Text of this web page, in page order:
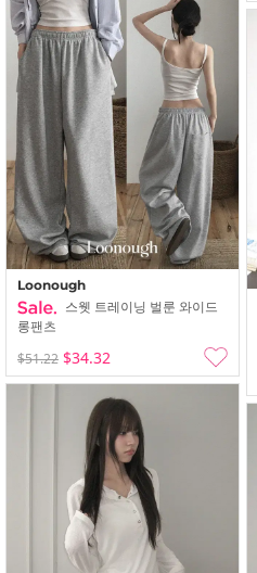
Loonough
스웻 트레이닝 벌룬 와이드
롱팬츠
$51.22 $34.32